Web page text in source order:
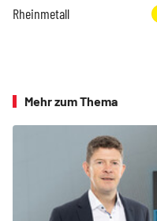
Rheinmetall
Mehr zum Thema